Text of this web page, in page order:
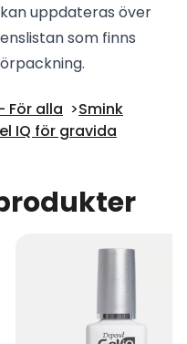
uppdateras över
som finns
För alla
Smink
IQ för gravida